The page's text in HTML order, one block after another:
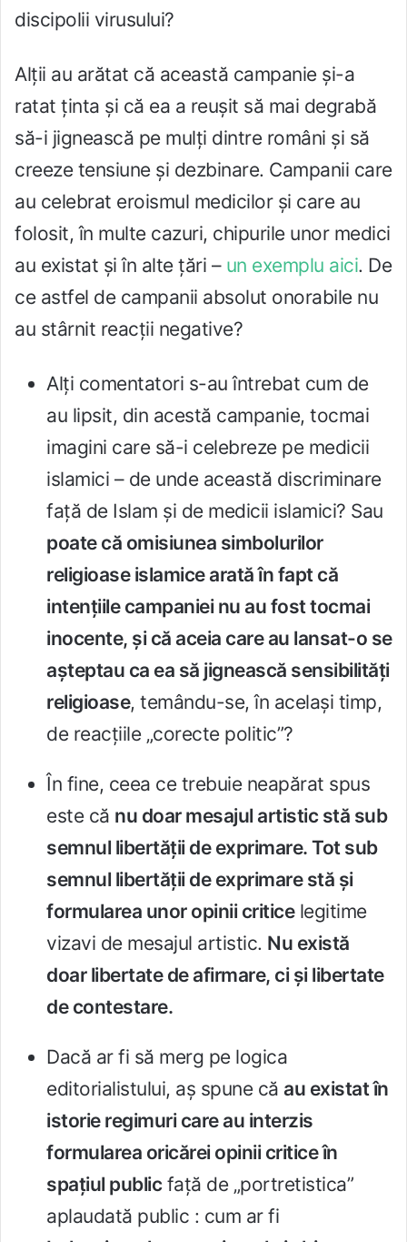
discipolii virusului?
Alţii au arătat că această campanie şi-a
ratat ţinta şi că ea a reuşit să mai degrabă
să-i jignească pe mulţi dintre români şi să
creeze tensiune şi dezbinare. Campanii care
au celebrat eroismul medicilor şi care au
folosit, în multe cazuri, chipurile unor medici
au existat şi în alte ţări – un exemplu aici. De
ce astfel de campanii absolut onorabile nu
au stârnit reacţii negative?
Alţi comentatori s-au întrebat cum de
au lipsit, din acestă campanie, tocmai
imagini care să-i celebreze pe medicii
islamici – de unde această discriminare
faţă de Islam şi de medicii islamici? Sau
poate că omisiunea simbolurilor
religioase islamice arată în fapt că
intenţiile campaniei nu au fost tocmai
inocente, şi că aceia care au lansat-o se
aşteptau ca ea să jignească sensibilităţi
religioase, temându-se, în acelaşi timp,
de reacţiile „corecte politic”?
În fine, ceea ce trebuie neapărat spus
este că nu doar mesajul artistic stă sub
semnul libertăţii de exprimare. Tot sub
semnul libertăţii de exprimare stă şi
formularea unor opinii criticelegitime
vizavi de mesajul artistic. Nu există
doar libertate de afirmare, ci şi libertate
de contestare.
Dacă ar fi să merg pe logica
editorialistului, aş spune că au existat în
istorie regimuri care au interzis
formularea oricărei opinii critice în
spaţiul publicfaţă de „portretistica”
aplaudată public : cum ar fi